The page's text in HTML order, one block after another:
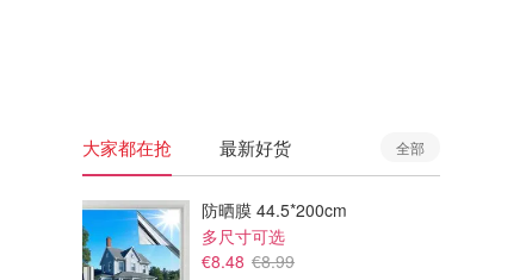
大家都在抢 最新好货 全部
防晒膜 44.5*200cm
多尺寸可选
€8.48 €8.99